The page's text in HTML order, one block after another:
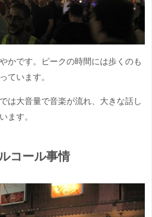
かです。ピークの時間には歩くのも
ています。
は大音量で音楽が流れ、大きな話し
ます。
コール事情